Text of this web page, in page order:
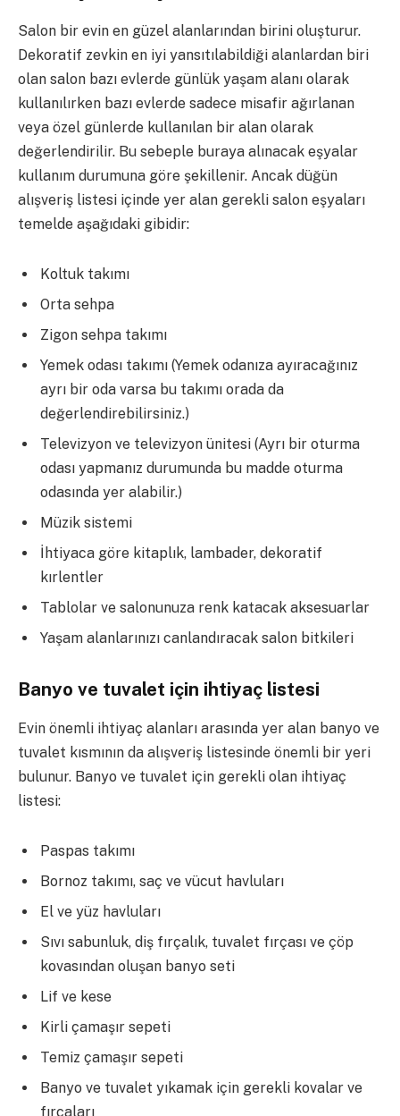
Salon bir evin en güzel alanlarından birini oluşturur.
Dekoratif zevkin en iyi yansıtılabildiği alanlardan biri
olan salon bazı evlerde günlük yaşam alanı olarak
kullanılırken bazı evlerde sadece misafir ağırlanan
veya özel günlerde kullanılan bir alan olarak
değerlendirilir. Bu sebeple buraya alınacak eşyalar
kullanım durumuna göre şekillenir. Ancak düğün
alışveriş listesi içinde yer alan gerekli salon eşyaları
temelde aşağıdaki gibidir:
Koltuk takımı
Orta sehpa
Zigon sehpa takımı
Yemek odası takımı (Yemek odanıza ayıracağınız
ayrı bir oda varsa bu takımı orada da
değerlendirebilirsiniz.)
Televizyon ve televizyon ünitesi (Ayrı bir oturma
odası yapmanız durumunda bu madde oturma
odasında yer alabilir.)
Müzik sistemi
İhtiyaca göre kitaplık, lambader, dekoratif
kırlentler
Tablolar ve salonunuza renk katacak aksesuarlar
Yaşam alanlarınızı canlandıracak salon bitkileri
Banyo ve tuvalet için ihtiyaç listesi
Evin önemli ihtiyaç alanları arasında yer alan banyo ve
tuvalet kısmının da alışveriş listesinde önemli bir yeri
bulunur. Banyo ve tuvalet için gerekli olan ihtiyaç
listesi:
Paspas takımı
Bornoz takımı, saç ve vücut havluları
El ve yüz havluları
Sıvı sabunluk, diş fırçalık, tuvalet fırçası ve çöp
kovasından oluşan banyo seti
Lif ve kese
Kirli çamaşır sepeti
Temiz çamaşır sepeti
Banyo ve tuvalet yıkamak için gerekli kovalar ve
fırçaları